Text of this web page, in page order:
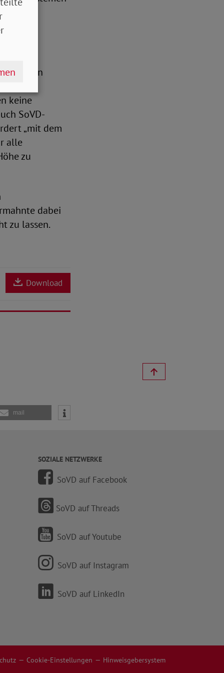
einem
keine
SoVD-
„mit dem
alle
zu
dabei
zu lassen.
Download
mail
SOZIALE NETZWERKE
SoVD auf Facebook
SoVD auf Threads
SoVD auf Youtube
SoVD auf Instagram
SoVD auf LinkedIn
Cookie-Einstellungen Hinweisgebersystem